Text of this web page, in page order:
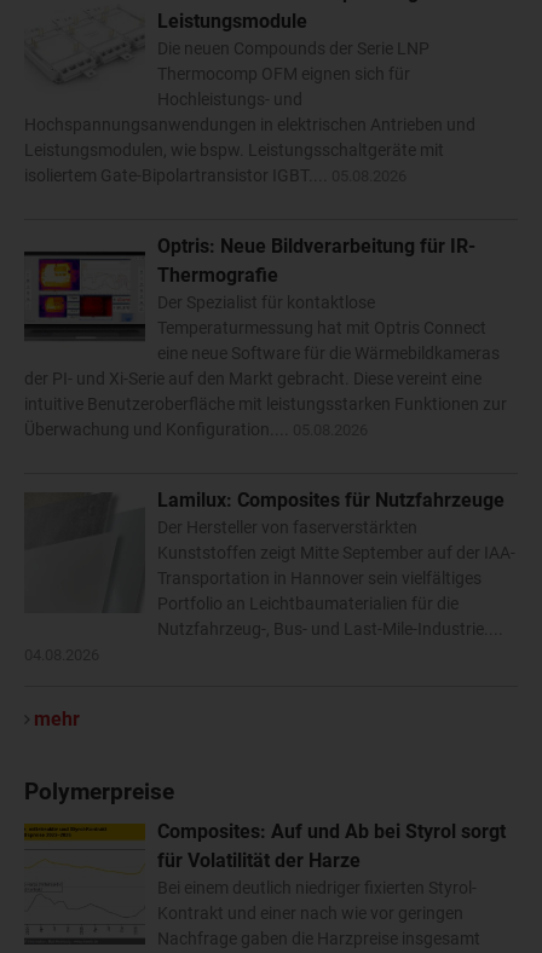
Leistungsmodule
Die neuen Compounds der Serie LNP
Thermocomp OFM eignen sich für
Hochleistungs- und
Hochspannungsanwendungen in elektrischen Antrieben und
Leistungsmodulen, wie bspw. Leistungsschaltgeräte mit
isoliertem Gate-Bipolartransistor IGBT....
Optris: Neue Bildverarbeitung für IR-
Thermografie
Der Spezialist für kontaktlose
Temperaturmessung hat mit Optris Connect
eine neue Software für die Wärmebildkameras
der PI- und Xi-Serie auf den Markt gebracht. Diese vereint eine
intuitive Benutzeroberfläche mit leistungsstarken Funktionen zur
Überwachung und Konfiguration....
Lamilux: Composites für Nutzfahrzeuge
Der Hersteller von faserverstärkten
Kunststoffen zeigt Mitte September auf der IAA-
Transportation in Hannover sein vielfältiges
Portfolio an Leichtbaumaterialien für die
Nutzfahrzeug-, Bus- und Last-Mile-Industrie....
mehr
Polymerpreise
Composites: Auf und Ab bei Styrol sorgt
für Volatilität der Harze
Bei einem deutlich niedriger fixierten Styrol-
Kontrakt und einer nach wie vor geringen
Nachfrage gaben die Harzpreise insgesamt